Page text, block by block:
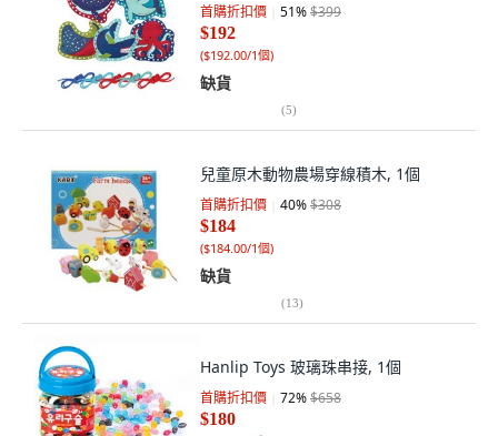
首購折扣價 51%$399
$192
($192.00/1個)
缺貨
(5)
兒童原木動物農場穿線積木, 1個
首購折扣價 40%$308
$184
($184.00/1個)
缺貨
(13)
Hanlip Toys 玻璃珠串接, 1個
首購折扣價 72%$658
$180